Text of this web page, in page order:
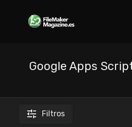
Google Apps
Filtros